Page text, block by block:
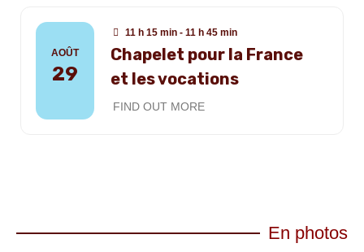
AOÛT
29
11 h 15 min - 11 h 45 min
Chapelet pour la France
et les vocations
FIND OUT MORE
En photos